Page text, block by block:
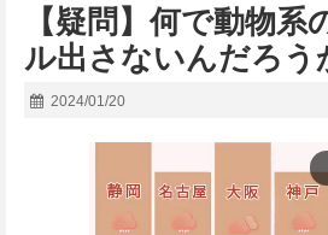
【疑問】何で動物
ル出さないんだろう
2024/01/20